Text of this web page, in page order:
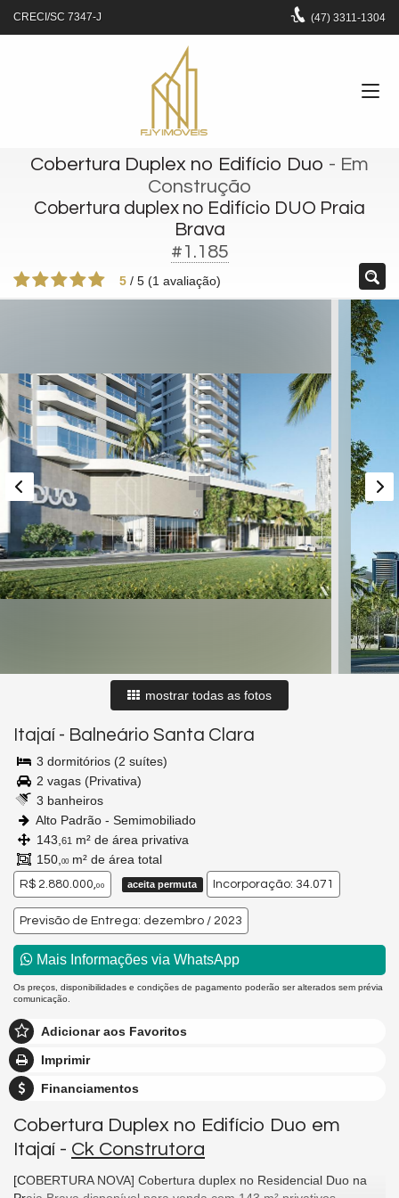
CRECI/SC 7347-J (47) 3311-1304
Cobertura Duplex no Edifício Duo - Em
Construção
Cobertura duplex no Edifício DUO Praia
Brava
#1.185
5 / 5 (1 avaliação)
mostrar todas as fotos
Itajaí - Balneário Santa Clara
3 dormitórios (2 suítes)
2 vagas (Privativa)
3 banheiros
Alto Padrão - Semimobiliado
143, 61 m² de área privativa
150, 00 m² de área total
R$ 2.880.000,00 aceita permuta Incorporação: 34.071
Previsão de Entrega: dezembro / 2023
Mais Informações via WhatsApp
Os preços, disponibilidades e condições de pagamento poderão ser alterados sem prévia
comunicação.
Adicionar aos Favoritos
Imprimir
Financiamentos
Cobertura Duplex no Edifício Duo em
Itajaí - Ck Construtora
[COBERTURA NOVA] Cobertura duplex no Residencial Duo na